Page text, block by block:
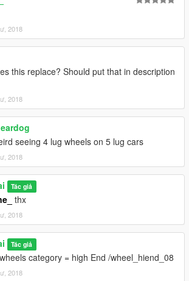
2018
this replace? Should put that in description
2018
seeing 4 lug wheels on 5 lug cars
2018
Tác giả
thx
2018
Tác giả
wheels category = high End /wheel_hiend_08
2018